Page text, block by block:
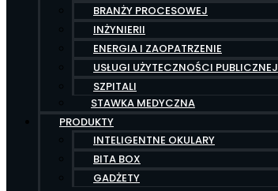
BRANŻY PROCESOWEJ
INŻYNIERII
ENERGIA I ZAOPATRZENIE
USŁUGI UŻYTECZNOŚCI PUBLICZNEJ
SZPITALI
STAWKA MEDYCZNA
PRODUKTY
INTELIGENTNE OKULARY
BITA BOX
GADŻETY